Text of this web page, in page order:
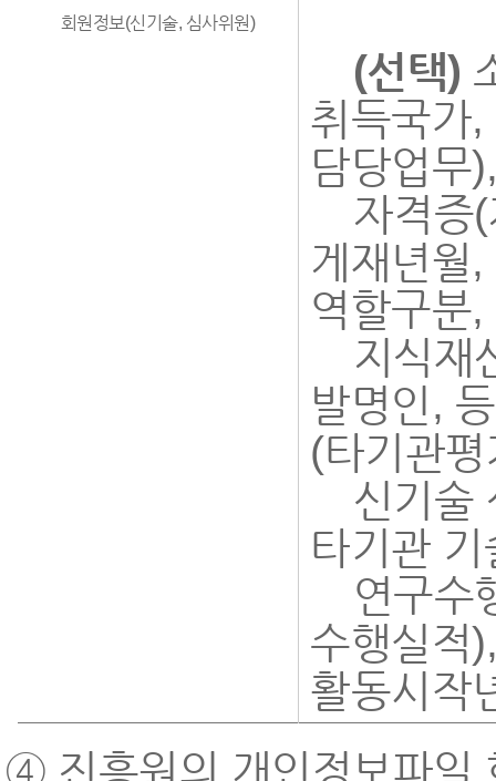
회원정보(신기술, 심사위원)
(선택)
취득국가
담당업무),
자격증(
게재년월
역할구분
지식재
발명인,
(타기관
신기술
타기관
연구수
수행실적
활동시작
④ 진흥원의 개인정보파일